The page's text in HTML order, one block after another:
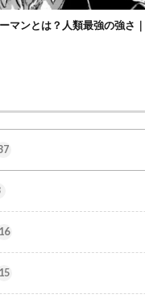
マンとは？人類最強の強さ
16
15